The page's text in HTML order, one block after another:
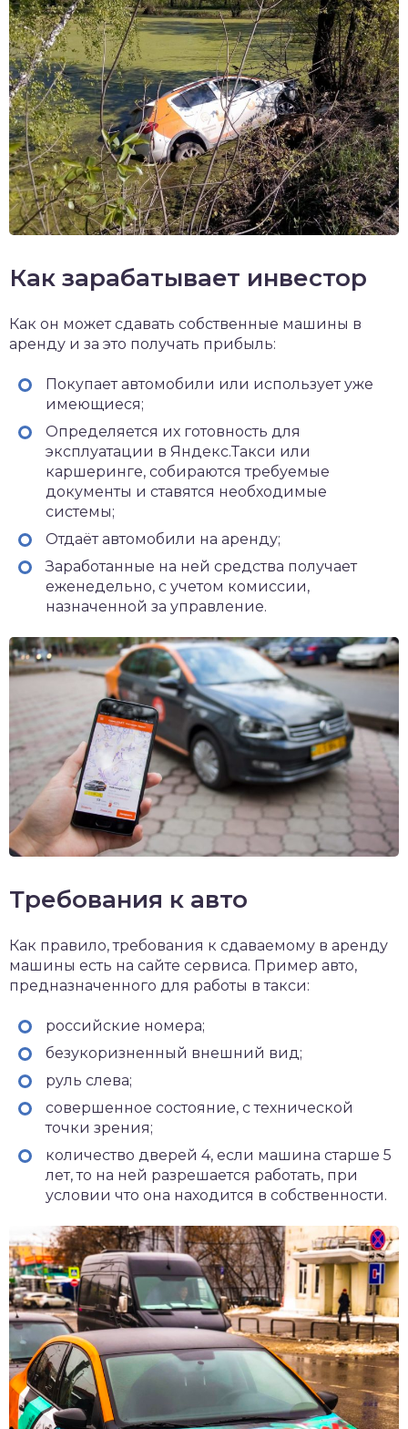
Как зарабатывает инвестор
Как он может сдавать собственные машины в
аренду и за это получать прибыль:
Покупает автомобили или использует уже
имеющиеся;
Определяется их готовность для
эксплуатации в Яндекс.Такси или
каршеринге, собираются требуемые
документы и ставятся необходимые
системы;
Отдаёт автомобили на аренду;
Заработанные на ней средства получает
еженедельно, с учетом комиссии,
назначенной за управление.
Требования к авто
Как правило, требования к сдаваемому в аренду
машины есть на сайте сервиса. Пример авто,
предназначенного для работы в такси:
российские номера;
безукоризненный внешний вид;
руль слева;
совершенное состояние, с технической
точки зрения;
количество дверей 4, если машина старше 5
лет, то на ней разрешается работать, при
условии что она находится в собственности.